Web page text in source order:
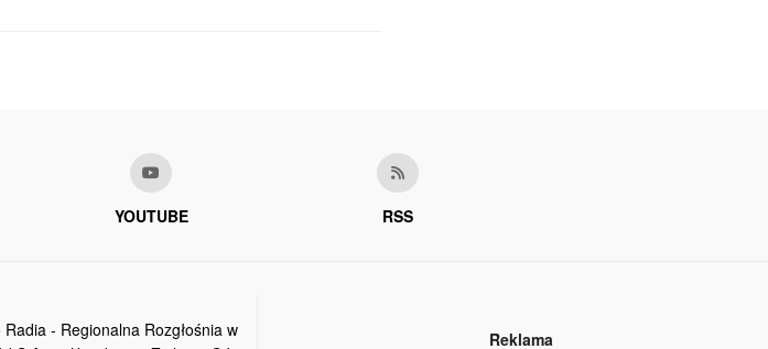
YOUTUBE RSS
- Regionalna Rozgłośnia w
Reklama